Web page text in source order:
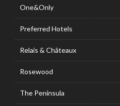
One&Only
Preferred Hotels
Relais & Châteaux
Rosewood
The Peninsula